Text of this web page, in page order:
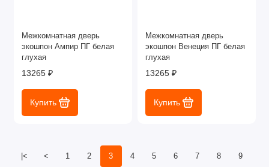
Межкомнатная дверь
экошпон Ампир ПГ белая
глухая
13265 ₽
Купить
Межкомнатная дверь
экошпон Венеция ПГ белая
глухая
13265 ₽
Купить
|< < 1 2 3 4 5 6 7 8 9